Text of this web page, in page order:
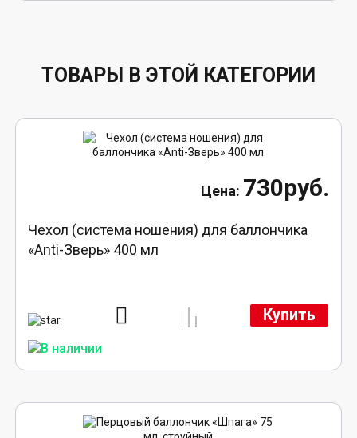
ТОВАРЫ В ЭТОЙ КАТЕГОРИИ
730руб.
Чехол (система ношения) для баллончика
«Anti-Зверь» 400 мл
Купить